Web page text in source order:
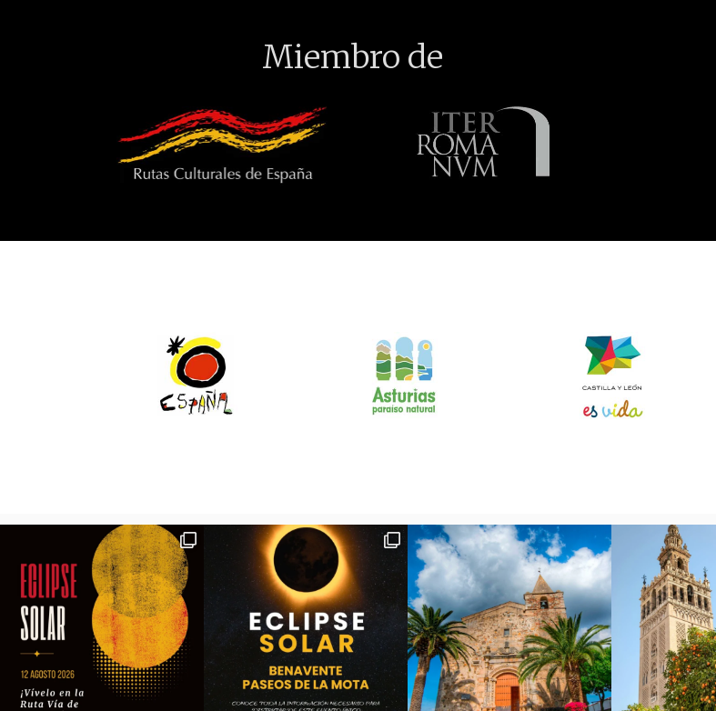
Miembro de